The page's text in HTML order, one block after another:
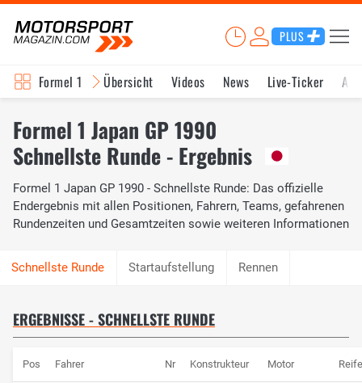
PLUS
Formel 1 Übersicht Videos News Live-Ticker
Formel 1 Japan GP 1990
Schnellste Runde - Ergebnis
Formel 1 Japan GP 1990 - Schnellste Runde: Das offizielle
Endergebnis mit allen Positionen, Fahrern, Teams, gefahrenen
Rundenzeiten und Gesamtzeiten sowie weiteren Informationen
Startaufstellung Rennen
ERGEBNISSE - SCHNELLSTE RUNDE
Pos Fahrer Nr Konstrukteur Motor